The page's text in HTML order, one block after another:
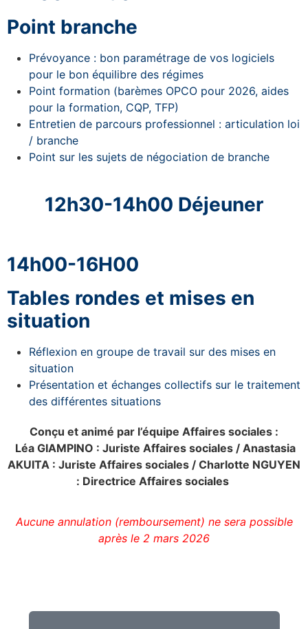
Point branche
Prévoyance : bon paramétrage de vos logiciels
pour le bon équilibre des régimes
Point formation (barèmes OPCO pour 2026, aides
pour la formation, CQP, TFP)
Entretien de parcours professionnel : articulation loi
/ branche
Point sur les sujets de négociation de branche
12h30-14h00 Déjeuner
14h00-16H00
Tables rondes et mises en
situation
Réflexion en groupe de travail sur des mises en
situation
Présentation et échanges collectifs sur le traitement
des différentes situations
Conçu et animé par l’équipe Affaires sociales :
Léa GIAMPINO : Juriste Affaires sociales / Anastasia
AKUITA : Juriste Affaires sociales / Charlotte NGUYEN
: Directrice Affaires sociales
Aucune annulation (remboursement) ne sera possible
après le 2 mars 2026